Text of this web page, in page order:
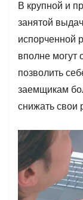
В крупной и
занятой
испорченной
вполне могут
позволить
заемщикам
снижать свои